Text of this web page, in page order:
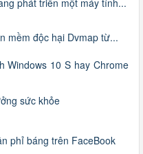
phát triển một máy tính...
mềm độc hại Dvmap từ...
Windows 10 S hay Chrome
sức khỏe
phỉ báng trên FaceBook